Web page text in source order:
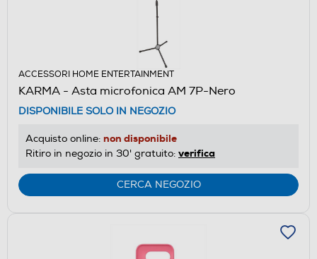
ACCESSORI HOME ENTERTAINMENT
KARMA - Asta microfonica AM 7P-Nero
DISPONIBILE SOLO IN NEGOZIO
Acquisto online: non disponibile
Ritiro in negozio in 30' gratuito: verifica
CERCA NEGOZIO